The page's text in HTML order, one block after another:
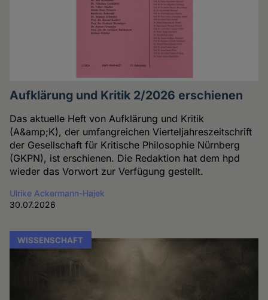
Aufklärung und Kritik 2/2026 erschienen
Das aktuelle Heft von Aufklärung und Kritik
(A&amp;K), der umfangreichen Vierteljahreszeitschrift
der Gesellschaft für Kritische Philosophie Nürnberg
(GKPN), ist erschienen. Die Redaktion hat dem hpd
wieder das Vorwort zur Verfügung gestellt.
Ulrike Ackermann-Hajek
30.07.2026
WISSENSCHAFT